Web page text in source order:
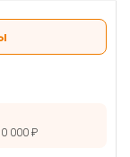
000 ₽